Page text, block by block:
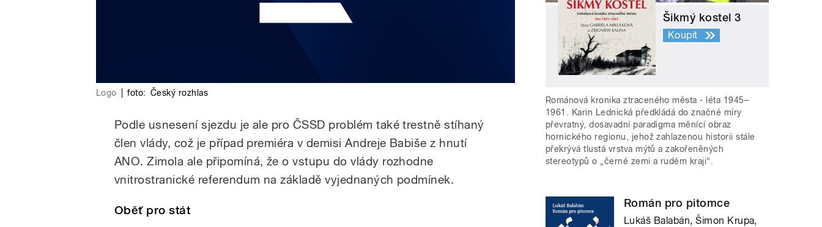
Logo foto: Český rozhlas
Podle usnesení sjezdu je ale pro ČSSD problém také trestně stíhaný
člen vlády, což je případ premiéra v demisi Andreje Babiše z hnutí
ANO. Zimola ale připomíná, že o vstupu do vlády rozhodne
vnitrostranické referendum na základě vyjednaných podmínek.
Oběť pro stát
Šikmý kostel 3
Koupit
Románová kronika ztraceného města - léta 1945–
1961. Karin Lednická předkládá do značné míry
převratný, dosavadní paradigma měnící obraz
hornického regionu, jehož zahlazenou historii stále
překrývá tlustá vrstva mýtů a zakořeněných
stereotypů o „černé zemi a rudém kraji“.
Román pro pitomce
Lukáš Balabán, Šimon Krupa,